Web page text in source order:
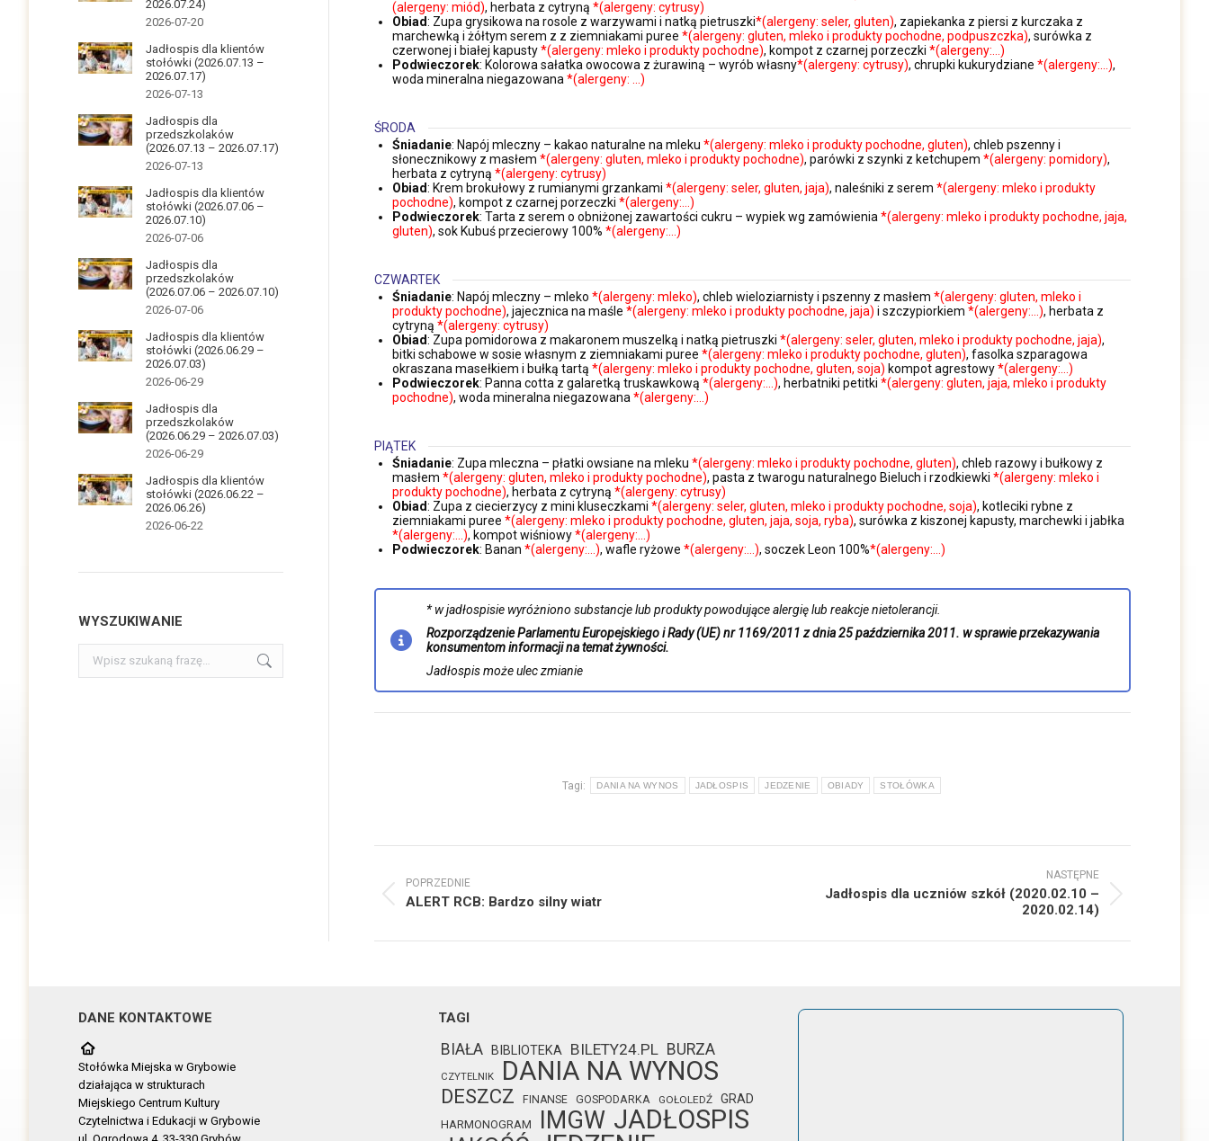
(alergeny: miód), herbata z cytryną*(alergeny: cytrusy)
Obiad: Zupa grysikowa na rosole z warzywami i natką pietruszki*(alergeny: seler, gluten), zapiekanka z piersi z kurczaka z
marchewką i żółtym serem z z ziemniakami puree*(alergeny: gluten, mleko i produkty pochodne, podpuszczka), surówka z
czerwonej i białej kapusty*(alergeny: mleko i produkty pochodne), kompot z czarnej porzeczki*(alergeny:…)
Podwieczorek: Kolorowa sałatka owocowa z żurawiną – wyrób własny*(alergeny: cytrusy), chrupki kukurydziane*(alergeny:…),
woda mineralna niegazowana*(alergeny: …)
ŚRODA
Śniadanie: Napój mleczny – kakao naturalne na mleku*(alergeny: mleko i produkty pochodne, gluten), chleb pszenny i
słonecznikowy z masłem*(alergeny: gluten, mleko i produkty pochodne), parówki z szynki z ketchupem*(alergeny: pomidory),
herbata z cytryną*(alergeny: cytrusy)
Obiad: Krem brokułowy z rumianymi grzankami*(alergeny: seler, gluten, jaja), naleśniki z serem*(alergeny: mleko i produkty
pochodne), kompot z czarnej porzeczki*(alergeny:…)
Podwieczorek: Tarta z serem o obniżonej zawartości cukru – wypiek wg zamówienia*(alergeny: mleko i produkty pochodne, jaja,
gluten), sok Kubuś przecierowy 100%*(alergeny:…)
CZWARTEK
Śniadanie: Napój mleczny – mleko*(alergeny: mleko), chleb wieloziarnisty i pszenny z masłem*(alergeny: gluten, mleko i
produkty pochodne), jajecznica na maśle*(alergeny: mleko i produkty pochodne, jaja) i szczypiorkiem*(alergeny:…), herbata z
cytryną*(alergeny: cytrusy)
Obiad: Zupa pomidorowa z makaronem muszelką i natką pietruszki*(alergeny: seler, gluten, mleko i produkty pochodne, jaja),
bitki schabowe w sosie własnym z ziemniakami puree*(alergeny: mleko i produkty pochodne, gluten), fasolka szparagowa
okraszana masełkiem i bułką tartą*(alergeny: mleko i produkty pochodne, gluten, soja) kompot agrestowy*(alergeny:…)
Podwieczorek: Panna cotta z galaretką truskawkową*(alergeny:…), herbatniki petitki*(alergeny: gluten, jaja, mleko i produkty
pochodne), woda mineralna niegazowana*(alergeny:…)
PIĄTEK
Śniadanie: Zupa mleczna – płatki owsiane na mleku*(alergeny: mleko i produkty pochodne, gluten), chleb razowy i bułkowy z
masłem*(alergeny: gluten, mleko i produkty pochodne), pasta z twarogu naturalnego Bieluch i rzodkiewki*(alergeny: mleko i
produkty pochodne), herbata z cytryną*(alergeny: cytrusy)
Obiad: Zupa z ciecierzycy z mini kluseczkami*(alergeny: seler, gluten, mleko i produkty pochodne, soja), kotleciki rybne z
ziemniakami puree*(alergeny: mleko i produkty pochodne, gluten, jaja, soja, ryba), surówka z kiszonej kapusty, marchewki i jabłka
*(alergeny:…), kompot wiśniowy*(alergeny:…)
Podwieczorek: Banan*(alergeny:…), wafle ryżowe*(alergeny:…), soczek Leon 100%*(alergeny:…)
* w jadłospisie wyróżniono substancje lub produkty powodujące alergię lub reakcje nietolerancji.
Rozporządzenie Parlamentu Europejskiego i Rady (UE) nr 1169/2011 z dnia 25 października 2011. w sprawie przekazywania
konsumentom informacji na temat żywności.
Jadłospis może ulec zmianie
Tagi: DANIA NA WYNOS JADŁOSPIS JEDZENIE OBIADY STOŁÓWKA
wpisów
POPRZEDNIE
Poprzedni
ALERT RCB: Bardzo silny wiatr
NASTĘPNE
NastępnyJadłospis dla uczniów szkół (2020.02.10 –
2020.02.14)
2026.07.24)
2026-07-20
Jadłospis dla klientów
stołówki (2026.07.13 –
2026.07.17)
2026-07-13
Jadłospis dla
przedszkolaków
(2026.07.13 – 2026.07.17)
2026-07-13
Jadłospis dla klientów
stołówki (2026.07.06 –
2026.07.10)
2026-07-06
Jadłospis dla
przedszkolaków
(2026.07.06 – 2026.07.10)
2026-07-06
Jadłospis dla klientów
stołówki (2026.06.29 –
2026.07.03)
2026-06-29
Jadłospis dla
przedszkolaków
(2026.06.29 – 2026.07.03)
2026-06-29
Jadłospis dla klientów
stołówki (2026.06.22 –
2026.06.26)
2026-06-22
WYSZUKIWANIE
Szukaj:
DANE KONTAKTOWE
Stołówka Miejska w Grybowie
działająca w strukturach
Miejskiego Centrum Kultury
Czytelnictwa i Edukacji w Grybowie
TAGI
BIAŁA BIBLIOTEKA BILETY24.PL BURZA
CZYTELNIK DANIA NA WYNOS
DESZCZ FINANSE GOSPODARKA GOŁOLEDŹ GRAD
HARMONOGRAM IMGW JADŁOSPIS